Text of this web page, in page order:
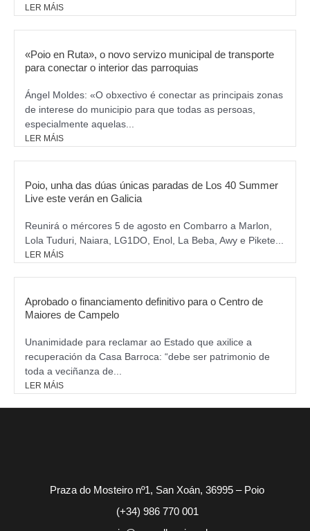
LER MÁIS
«Poio en Ruta», o novo servizo municipal de transporte
para conectar o interior das parroquias
Ángel Moldes: «O obxectivo é conectar as principais zonas
de interese do municipio para que todas as persoas,
especialmente aquelas...
LER MÁIS
Poio, unha das dúas únicas paradas de Los 40 Summer
Live este verán en Galicia
Reunirá o mércores 5 de agosto en Combarro a Marlon,
Lola Tuduri, Naiara, LG1DO, Enol, La Beba, Awy e Pikete...
LER MÁIS
Aprobado o financiamento definitivo para o Centro de
Maiores de Campelo
Unanimidade para reclamar ao Estado que axilice a
recuperación da Casa Barroca: “debe ser patrimonio de
toda a veciñanza de...
LER MÁIS
Praza do Mosteiro nº1, San Xoán, 36995 – Poio
(+34) 986 770 001